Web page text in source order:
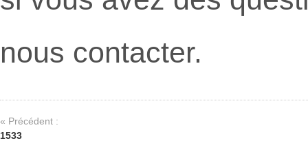
nous contacter.
« Précédent :
1533